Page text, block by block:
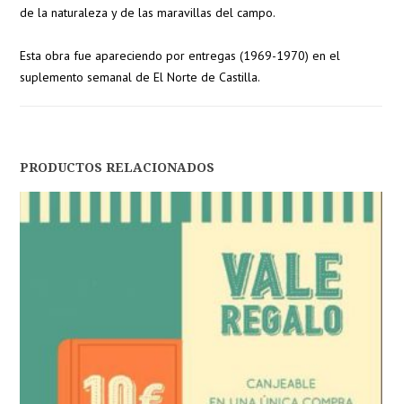
de la naturaleza y de las maravillas del campo.
Esta obra fue apareciendo por entregas (1969-1970) en el
suplemento semanal de El Norte de Castilla.
PRODUCTOS RELACIONADOS